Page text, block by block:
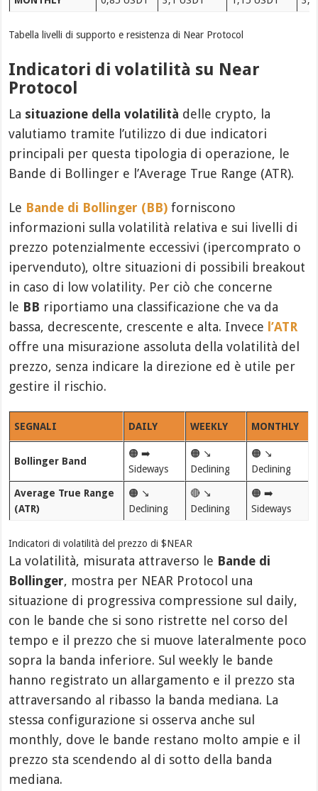
Tabella livelli di supporto e resistenza di Near Protocol
Indicatori di volatilità su Near
Protocol
La situazione della volatilità delle crypto, la
valutiamo tramite l’utilizzo di due indicatori
principali per questa tipologia di operazione, le
Bande di Bollinger e l’Average True Range (ATR).
Le Bande di Bollinger (BB) forniscono
informazioni sulla volatilità relativa e sui livelli di
prezzo potenzialmente eccessivi (ipercomprato o
ipervenduto), oltre situazioni di possibili breakout
in caso di low volatility. Per ciò che concerne
le BB riportiamo una classificazione che va da
bassa, decrescente, crescente e alta. Invece l’ATR
offre una misurazione assoluta della volatilità del
prezzo, senza indicare la direzione ed è utile per
gestire il rischio.
SEGNALI DAILY WEEKLY MONTHLY
Bollinger Band
🟠 ➡️
Sideways
🟠 ↘️
Declining
🟠 ↘️
Declining
Average True Range
(ATR)
🟠 ↘️
Declining
🔴 ↘️
Declining
🟠 ➡️
Sideways
Indicatori di volatilità del prezzo di $NEAR
La volatilità, misurata attraverso le Bande di
Bollinger, mostra per NEAR Protocol una
situazione di progressiva compressione sul daily,
con le bande che si sono ristrette nel corso del
tempo e il prezzo che si muove lateralmente poco
sopra la banda inferiore. Sul weekly le bande
hanno registrato un allargamento e il prezzo sta
attraversando al ribasso la banda mediana. La
stessa configurazione si osserva anche sul
monthly, dove le bande restano molto ampie e il
prezzo sta scendendo al di sotto della banda
mediana.